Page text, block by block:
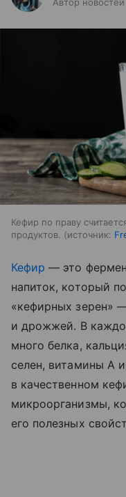
Автор новостей
Кефир по праву
продуктов.
источник:
Кефир — это
напиток, который
«кефирных зерен»
и дрожжей. В
много белка,
селен, витамины A
в качественном
микроорганизмы,
его полезных